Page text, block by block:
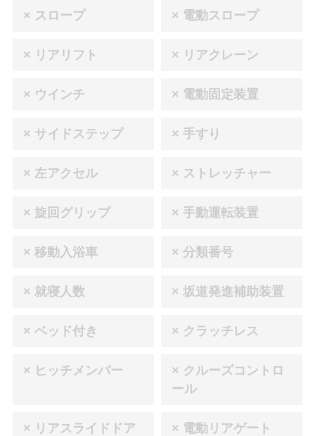
× スロープ × 電動スロープ
× リアリフト × リアクレーン
× ウインチ × 電動固定装置
× サイドステップ × 手すり
× 左アクセル × ストレッチャー
× 旋回グリップ × 手動運転装置
× 移動入浴車 × 分類番号
× 就寝人数 × 坂道発進補助装置
× ベッド付き × クラッチレス
× ヒッチメンバー
× クルーズコントロ
ール
× リアスライドドア × 電動リアゲート